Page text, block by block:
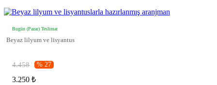
Bugün (Pazar) Teslimat
Beyaz lilyum ve lisyantus
4.458 % 27
3.250 ₺